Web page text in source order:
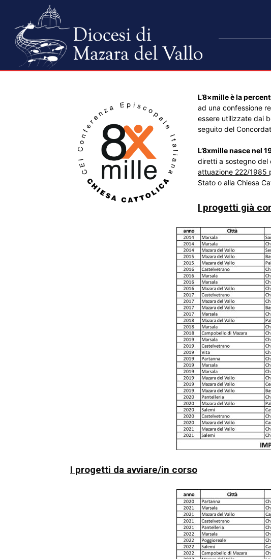
L’8×mille è la
ad una confessione
essere utilizzate dai
seguito del
L’8xmille nasce nel
diretti a sostegno del
attuazione 222/1985
Stato o alla Chiesa
I progetti già
I progetti da avviare/in corso